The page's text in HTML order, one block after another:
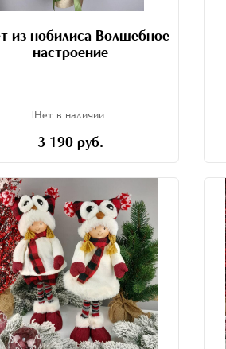
из нобилиса Волшебное
настроение
Нет в наличии
3 190 руб.